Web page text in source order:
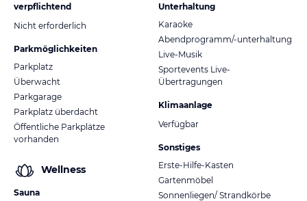
verpflichtend
Nicht erforderlich
Parkmöglichkeiten
Parkplatz
Überwacht
Parkgarage
Parkplatz überdacht
Öffentliche Parkplätze
vorhanden
Wellness
Sauna
Unterhaltung
Karaoke
Abendprogramm/-unterhaltung
Live-Musik
Sportevents Live-
Übertragungen
Klimaanlage
Verfügbar
Sonstiges
Erste-Hilfe-Kasten
Gartenmöbel
Sonnenliegen/ Strandkörbe